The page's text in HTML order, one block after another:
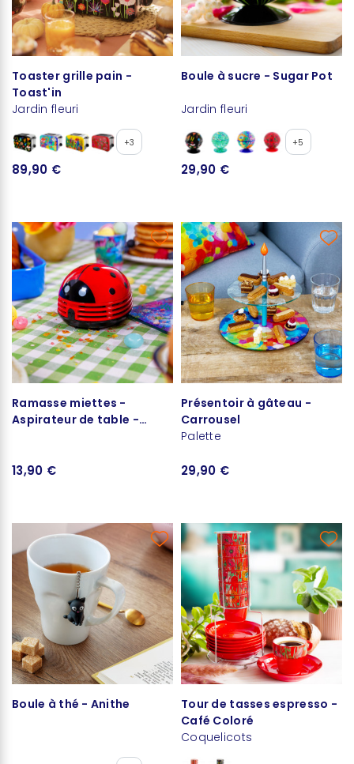
Toaster grille pain -
Toast'in
Jardin fleuri
+3
89,90 €
Boule à sucre - Sugar Pot
Jardin fleuri
+5
29,90 €
Ramasse miettes -
Aspirateur de table -
13,90 €
Présentoir à gâteau -
Carrousel
Palette
29,90 €
Boule à thé - Anithe
Tour de tasses espresso -
Café Coloré
Coquelicots